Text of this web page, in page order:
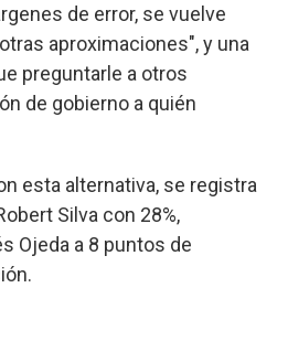
de error, se vuelve
aproximaciones", y una
preguntarle a otros
de gobierno a quién
esta alternativa, se registra
Silva con 28%,
Ojeda a 8 puntos de